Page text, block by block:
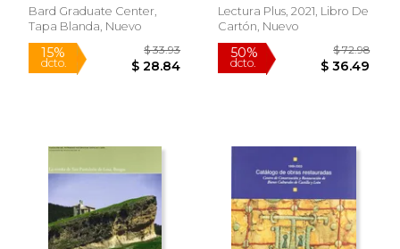
Bard Graduate Center,
Tapa Blanda, Nuevo
Lectura Plus, 2021, Libro De
Cartón, Nuevo